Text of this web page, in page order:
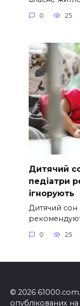
0 25
Дитячий
педіатри
ігнорують
Дитячий сон
0 25
© 2026
опублікованих на